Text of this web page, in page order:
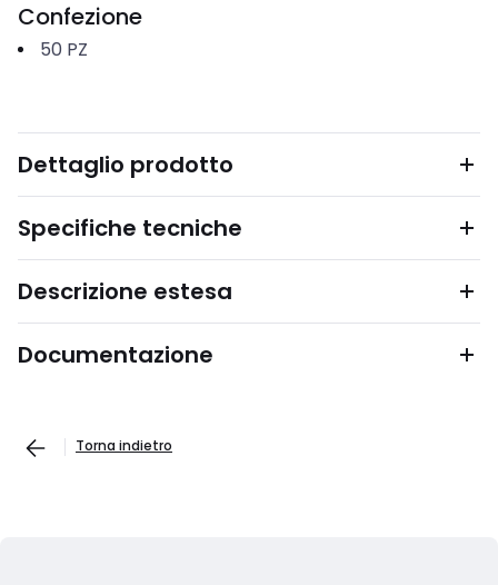
Confezione
50 PZ
Dettaglio prodotto
Specifiche tecniche
Descrizione estesa
Documentazione
Torna indietro